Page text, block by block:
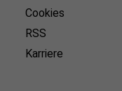
Cookies
RSS
Karriere